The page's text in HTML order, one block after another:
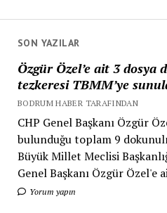
SON YAZILAR
Özgür Özel’e ait 3 dosya
tezkeresi TBMM’ye
BODRUM HABER TARAFINDAN
CHP Genel Başkanı Özgür
bulunduğu toplam 9
Büyük Millet Meclisi
Genel Başkanı Özgür Özel'e
Yorum yapın